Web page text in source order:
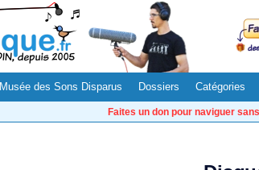
Musée des Sons Disparus Dossiers Catégories
Faites un don pour naviguer